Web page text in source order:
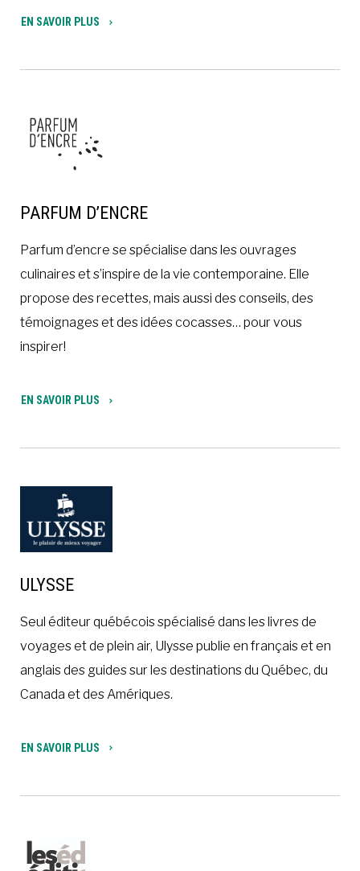
EN SAVOIR PLUS
PARFUM D’ENCRE
Parfum d’encre se spécialise dans les ouvrages
culinaires et s’inspire de la vie contemporaine. Elle
propose des recettes, mais aussi des conseils, des
témoignages et des idées cocasses… pour vous
inspirer!
EN SAVOIR PLUS
ULYSSE
Seul éditeur québécois spécialisé dans les livres de
voyages et de plein air, Ulysse publie en français et en
anglais des guides sur les destinations du Québec, du
Canada et des Amériques.
EN SAVOIR PLUS